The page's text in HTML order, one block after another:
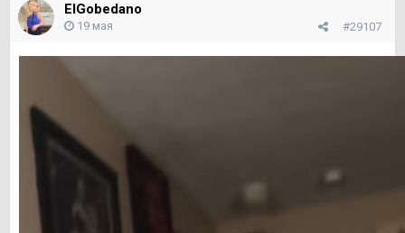
ElGobedano
#29107
19 мая